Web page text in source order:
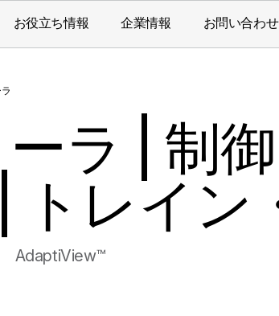
お役立ち情報 企業情報 お問い合わせ
ラ | 制
トレイン
AdaptiView™